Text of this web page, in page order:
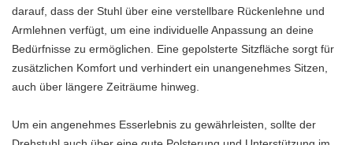
darauf, dass der Stuhl über eine verstellbare Rückenlehne und
Armlehnen verfügt, um eine individuelle Anpassung an deine
Bedürfnisse zu ermöglichen. Eine gepolsterte Sitzfläche sorgt für
zusätzlichen Komfort und verhindert ein unangenehmes Sitzen,
auch über längere Zeiträume hinweg.
Um ein angenehmes Esserlebnis zu gewährleisten, sollte der